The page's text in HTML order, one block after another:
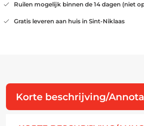
Ruilen mogelijk binnen de 14 dagen (niet
Gratis leveren aan huis in Sint-Niklaas
Korte beschrijving/